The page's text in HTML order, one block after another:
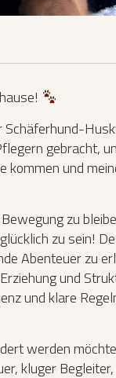
Schäferhund-
gebracht,
kommen und
zu
zu sein!
Abenteuer zu
und
und klare
werden
kluger